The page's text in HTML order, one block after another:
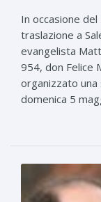
In occasione
traslazione a
evangelista
954, don Felice
organizzato una
domenica 5